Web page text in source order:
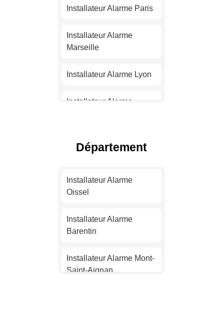
Installateur Alarme Paris
Installateur Alarme
Marseille
Installateur Alarme Lyon
Installateur Alarme
Installateur Alarme Nice
Nantes
Strasbourg
Montpellier
Département
Installateur Alarme
Oissel
Installateur Alarme
Barentin
Installateur Alarme Mont-
Saint-Aignan